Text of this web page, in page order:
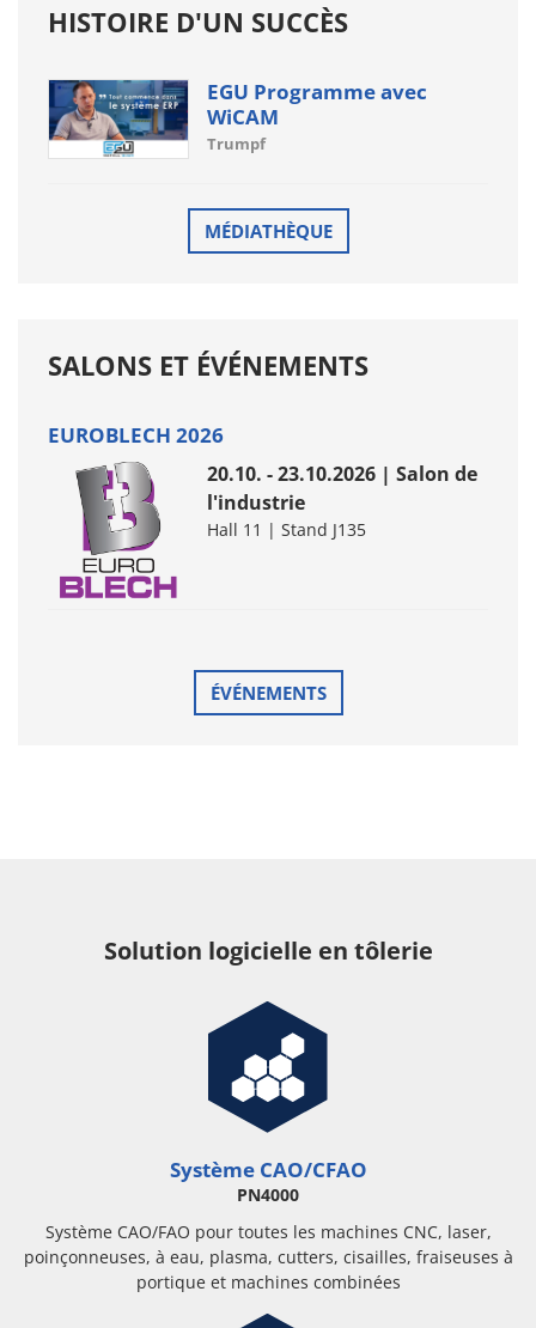
HISTOIRE D'UN SUCCÈS
EGU Programme avec
WiCAM
Trumpf
MÉDIATHÈQUE
SALONS ET ÉVÉNEMENTS
EUROBLECH 2026
20.10. - 23.10.2026 | Salon de
l'industrie
Hall 11 | Stand J135
ÉVÉNEMENTS
Solution logicielle en tôlerie
Système CAO/CFAO
PN4000
Système CAO/FAO pour toutes les machines CNC, laser,
poinçonneuses, à eau, plasma, cutters, cisailles, fraiseuses à
portique et machines combinées